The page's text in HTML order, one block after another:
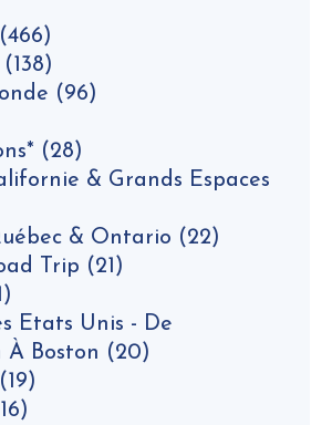
(466)
(138)
(96)
(28)
& Grands Espaces
& Ontario (22)
Trip (21)
Etats Unis - De
À Boston (20)
(19)